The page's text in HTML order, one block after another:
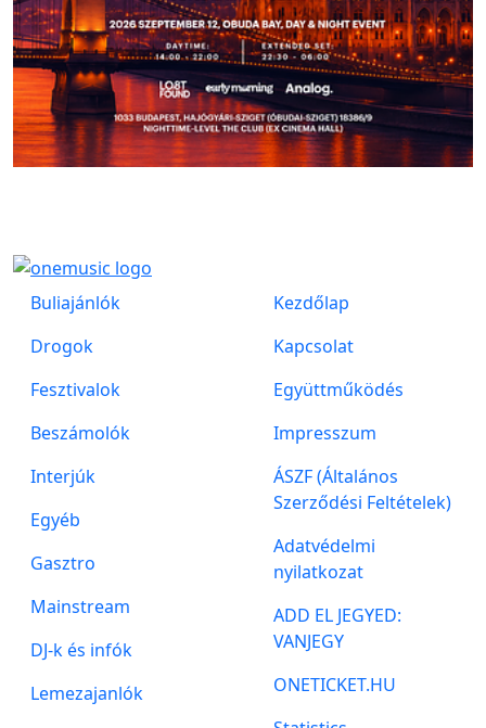
Buliajánlók
Drogok
Fesztivalok
Beszámolók
Interjúk
Egyéb
Gasztro
Mainstream
DJ-k és infók
Lemezajanlók
Kezdőlap
Kapcsolat
Együttműködés
Impresszum
ÁSZF (Általános
Szerződési Feltételek)
Adatvédelmi
nyilatkozat
ADD EL JEGYED:
VANJEGY
ONETICKET.HU